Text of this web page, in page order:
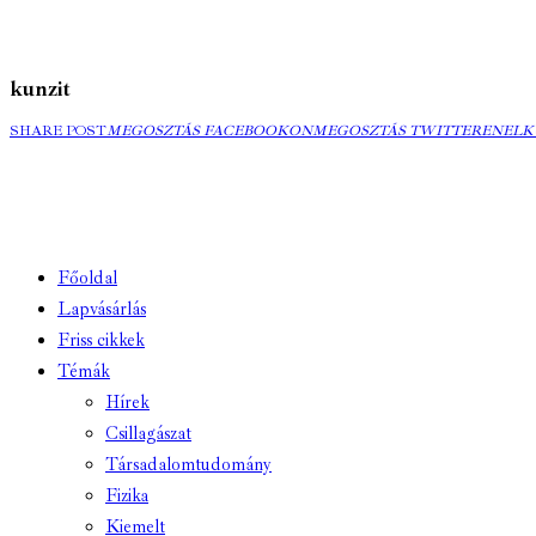
kunzit
SHARE POSTMEGOSZTÁS
MEGOSZTÁS FACEBOOKONMEGOSZTÁS
MEGOSZTÁS TWITTEREN
Főoldal
Lapvásárlás
Friss cikkek
Témák
Hírek
Csillagászat
Társadalomtudomány
Fizika
Kiemelt